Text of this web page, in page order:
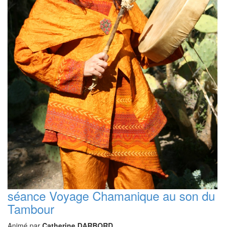
séance Voyage Chamanique au son du
Tambour